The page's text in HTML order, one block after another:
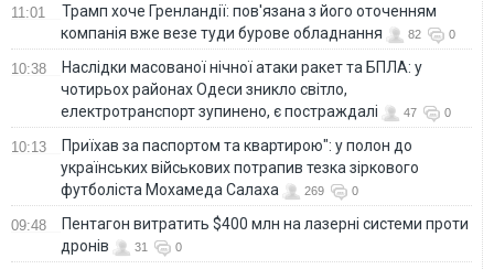
11:01
Трамп хоче Гренландії: пов'язана з його оточенням
компанія вже везе туди бурове обладнання
82 0
10:38
Наслідки масованої нічної атаки ракет та БПЛА: у
чотирьох районах Одеси зникло світло,
електротранспорт зупинено, є постраждалі
47 0
10:13
Приїхав за паспортом та квартирою": у полон до
українських військових потрапив тезка зіркового
футболіста Мохамеда Салаха
269 0
09:48
Пентагон витратить $400 млн на лазерні системи проти
дронів
31 0